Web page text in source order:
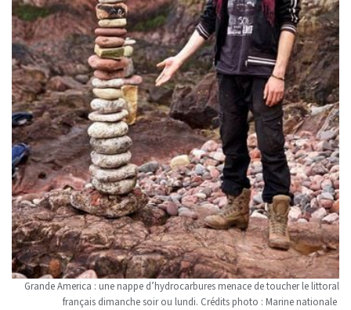
Grande America : une nappe d’hydrocarbures menace de toucher le littoral
français dimanche soir ou lundi. Crédits photo : Marine nationale